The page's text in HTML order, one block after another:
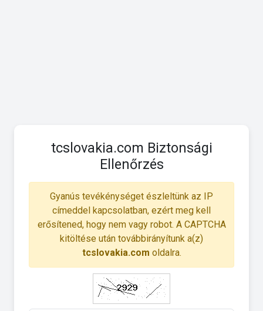
tcslovakia.com Biztonsági
Ellenőrzés
Gyanús tevékénységet észleltünk az IP
címeddel kapcsolatban, ezért meg kell
erősítened, hogy nem vagy robot. A CAPTCHA
kitöltése után továbbirányítunk a(z)
tcslovakia.com oldalra.